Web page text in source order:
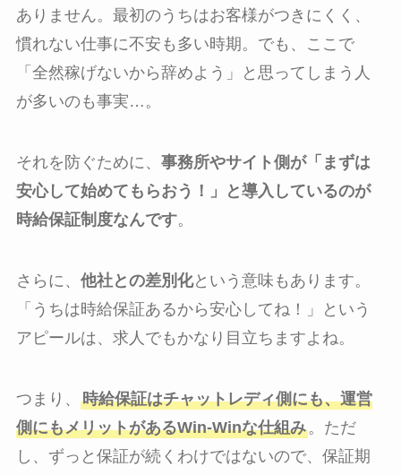
ありません。最初のうちはお客様がつきにくく、
慣れない仕事に不安も多い時期。でも、ここで
「全然稼げないから辞めよう」と思ってしまう人
が多いのも事実…。
それを防ぐために、 事務所やサイト側が「まずは
安心して始めてもらおう！」と導入しているのが
時給保証制度なんです。
さらに、 他社との差別化という意味もあります。
「うちは時給保証あるから安心してね！」という
アピールは、求人でもかなり目立ちますよね。
つまり、 時給保証はチャットレディ側にも、運営
側にもメリットがあるWin-Winな仕組み。ただ
し、ずっと保証が続くわけではないので、保証期